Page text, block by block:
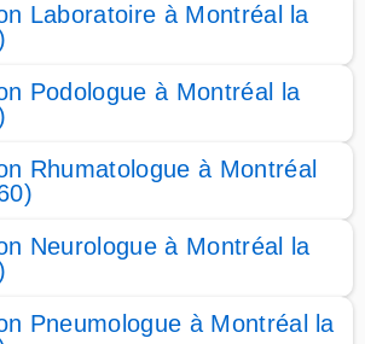
Laboratoire à Montréal la
Podologue à Montréal la
Rhumatologue à Montréal
Neurologue à Montréal la
Pneumologue à Montréal la